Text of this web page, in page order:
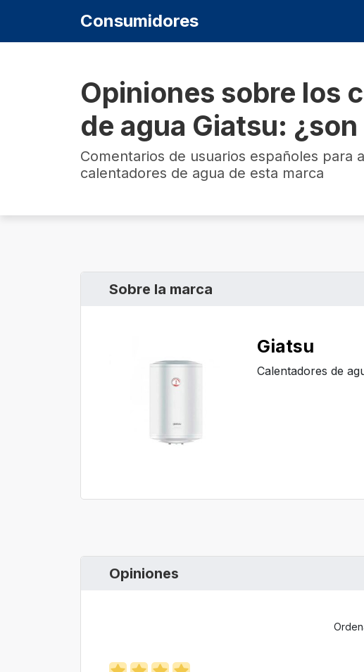
Consumidores
Opiniones sobre los
de agua Giatsu:
Comentarios de usuarios españoles para
calentadores de agua de esta marca
Sobre la marca
Giatsu
Calentadores de
Opiniones